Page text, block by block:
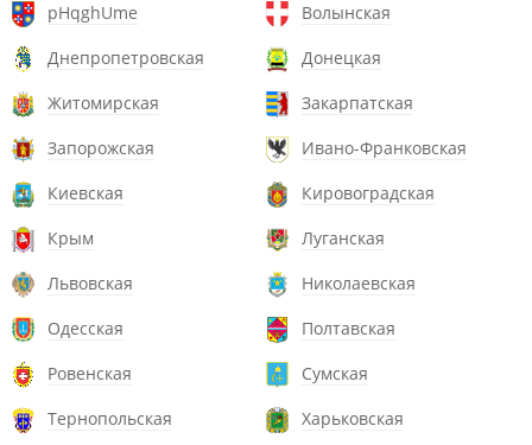
pHqghUme
Волынская
Днепропетровская
Донецкая
Житомирская
Закарпатская
Запорожская
Ивано-Франковская
Киевская
Кировоградская
Крым
Луганская
Львовская
Николаевская
Одесская
Полтавская
Ровенская
Сумская
Тернопольская
Харьковская